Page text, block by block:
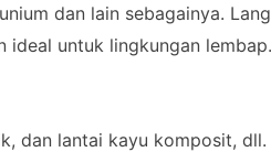
dan lain sebagainya.
ideal untuk lingkungan
dan lantai kayu komposit,